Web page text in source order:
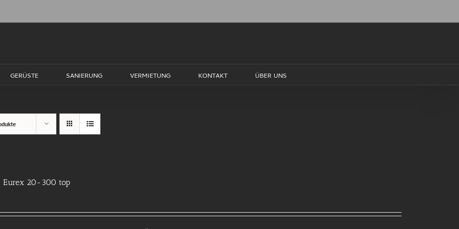
GERÜSTE SANIERUNG VERMIETUNG KONTAKT ÜBER UNS
Eurex 20-300 top